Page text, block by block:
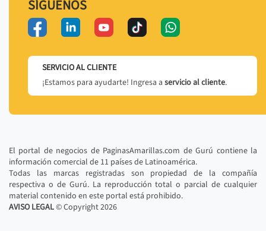
SÍGUENOS
SERVICIO AL CLIENTE
¡Estamos para ayudarte! Ingresa a servicio al cliente.
El portal de negocios de PaginasAmarillas.com de Gurú contiene la
información comercial de 11 países de Latinoamérica.
Todas las marcas registradas son propiedad de la compañía
respectiva o de Gurú. La reproducción total o parcial de cualquier
material contenido en este portal está prohibido.
AVISO LEGAL© Copyright2026